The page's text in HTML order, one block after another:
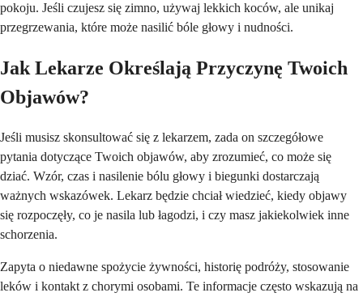
pokoju. Jeśli czujesz się zimno, używaj lekkich koców, ale unikaj
przegrzewania, które może nasilić bóle głowy i nudności.
Jak Lekarze Określają Przyczynę Twoich
Objawów?
Jeśli musisz skonsultować się z lekarzem, zada on szczegółowe
pytania dotyczące Twoich objawów, aby zrozumieć, co może się
dziać. Wzór, czas i nasilenie bólu głowy i biegunki dostarczają
ważnych wskazówek. Lekarz będzie chciał wiedzieć, kiedy objawy
się rozpoczęły, co je nasila lub łagodzi, i czy masz jakiekolwiek inne
schorzenia.
Zapyta o niedawne spożycie żywności, historię podróży, stosowanie
leków i kontakt z chorymi osobami. Te informacje często wskazują na